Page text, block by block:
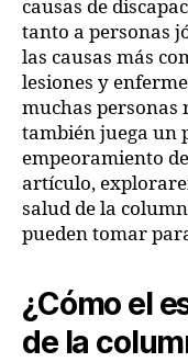
causas de
tanto a personas
las causas más
lesiones y
muchas personas
también juega un
empeoramiento
artículo,
salud de la
pueden tomar
¿Cómo el
de la